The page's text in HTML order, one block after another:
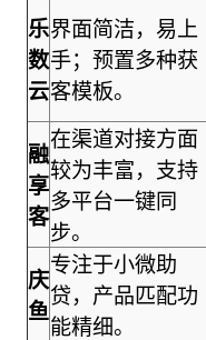
乐
数
云
界面简洁，易上
手；预置多种获
客模板。
融
享
客
在渠道对接方面
较为丰富，支持
多平台一键同
步。
庆
鱼
专注于小微助
贷，产品匹配功
能精细。